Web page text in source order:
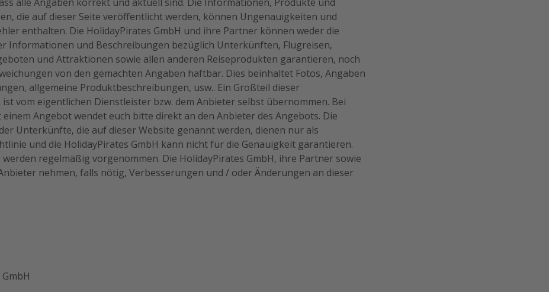
die auf dieser Seite veröffentlicht werden, können Ungenauigkeiten und
enthalten. Die HolidayPirates GmbH und ihre Partner können weder die
Informationen und Beschreibungen bezüglich Unterkünften, Flugreisen,
und Attraktionen sowie allen anderen Reiseprodukten garantieren, noch
von den gemachten Angaben haftbar. Dies beinhaltet Fotos, Angaben
allgemeine Produktbeschreibungen, usw.. Ein Großteil dieser
vom eigentlichen Dienstleister bzw. dem Anbieter selbst übernommen. Bei
einem Angebot wendet euch bitte direkt an den Anbieter des Angebots. Die
Unterkünfte, die auf dieser Website genannt werden, dienen nur als
und die HolidayPirates GmbH kann nicht für die Genauigkeit garantieren.
regelmäßig vorgenommen. Die HolidayPirates GmbH, ihre Partner sowie
nehmen, falls nötig, Verbesserungen und / oder Änderungen an dieser